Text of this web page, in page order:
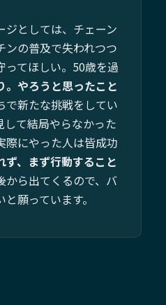
ジとしては、チェーン
ンの普及で失われつつ
ってほしい。50歳を過
。やろうと思ったこと
で新たな挑戦をしてい
して結局やらなかった
際にやった人は皆成功
ず、まず行動すること
から出てくるので、バ
願っています。